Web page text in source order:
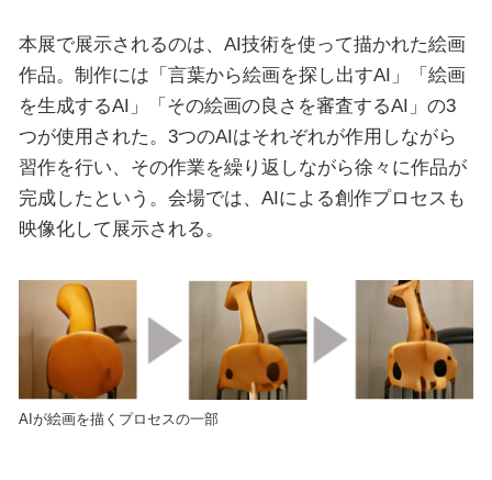
本展で展示されるのは、AI技術を使って描かれた絵画
作品。制作には「言葉から絵画を探し出すAI」「絵画
を生成するAI」「その絵画の良さを審査するAI」の3
つが使用された。3つのAIはそれぞれが作用しながら
習作を行い、その作業を繰り返しながら徐々に作品が
完成したという。会場では、AIによる創作プロセスも
映像化して展示される。
AIが絵画を描くプロセスの一部